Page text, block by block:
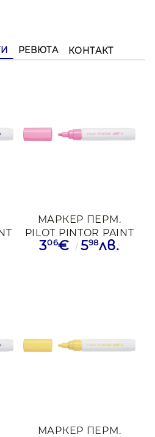
РЕВЮТА КОНТАКТ
МАРКЕР ПЕРМ.
PILOT PINTOR PAINT
1.4-4.5ММ РЗВ
306€ 598лв.
МАРКЕР ПЕРМ.